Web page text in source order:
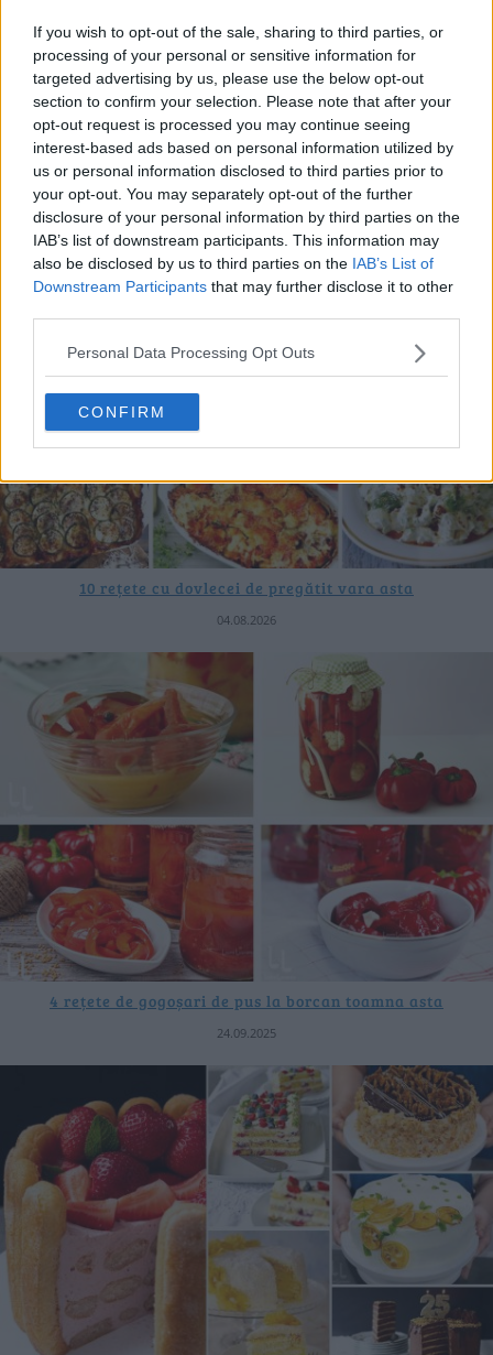
If you wish to opt-out of the sale, sharing to third parties, or
processing of your personal or sensitive information for
targeted advertising by us, please use the below opt-out
section to confirm your selection. Please note that after your
opt-out request is processed you may continue seeing
interest-based ads based on personal information utilized by
us or personal information disclosed to third parties prior to
your opt-out. You may separately opt-out of the further
disclosure of your personal information by third parties on the
IAB’s list of downstream participants. This information may
also be disclosed by us to third parties on the IAB’s List of
Downstream Participants that may further disclose it to other
Personal Data Processing Opt Outs
CONFIRM
20 de rețete de salate de vară fără prelucrare termică
06.08.2026
10 rețete cu dovlecei de pregătit vara asta
04.08.2026
4 rețete de gogoșari de pus la borcan toamna asta
24.09.2025